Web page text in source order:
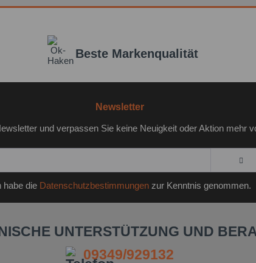
Beste Markenqualität
Newsletter
und verpassen Sie keine Neuigkeit oder Aktion mehr
habe die Datenschutzbestimmungenzur Kenntnis genommen.
UNTERSTÜTZUNG UND
09349/929132